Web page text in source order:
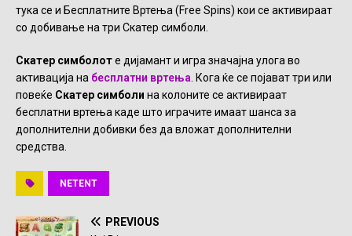
тука се и Бесплатните Вртења (Free Spins) кои се активираат
со добивање на три Скатер симболи.
Скатер симболоте дијамант и игра значајна улога во
активација на бесплатни вртења . Кога ќе се појават три или
повеќе Скатер симболи на колоните се активираат
бесплатни вртења каде што играчите имаат шанса за
дополнителни добивки без да вложат дополнителни
средства.
NETENT
PREVIOUS